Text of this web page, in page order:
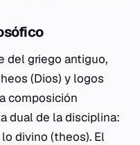
del griego antiguo,
(Dios) y logos
composición
dual de la disciplina:
lo divino (theos). El